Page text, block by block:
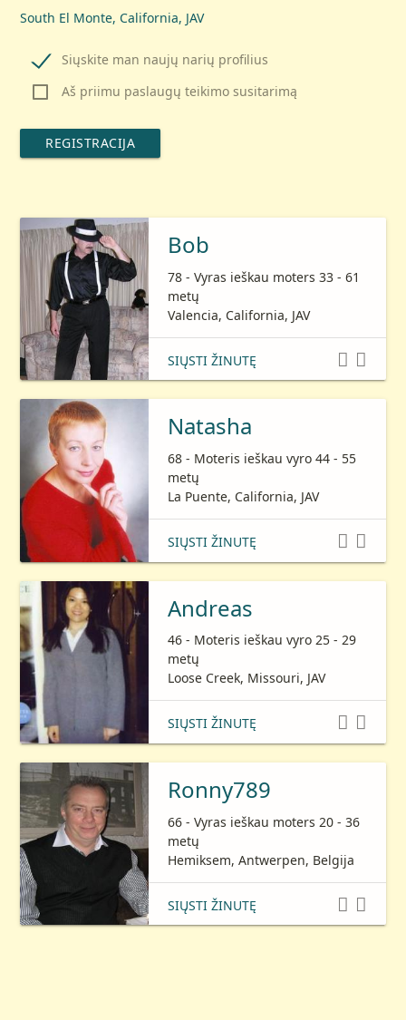
South El Monte, California, JAV
Siųskite man naujų narių profilius
Aš priimu paslaugų teikimo susitarimą
REGISTRACIJA
Bob
78 - Vyras ieškau moters 33 - 61
metų
Valencia, California, JAV
SIŲSTI ŽINUTĘ  
Natasha
68 - Moteris ieškau vyro 44 - 55
metų
La Puente, California, JAV
SIŲSTI ŽINUTĘ  
Andreas
46 - Moteris ieškau vyro 25 - 29
metų
Loose Creek, Missouri, JAV
SIŲSTI ŽINUTĘ  
Ronny789
66 - Vyras ieškau moters 20 - 36
metų
Hemiksem, Antwerpen, Belgija
SIŲSTI ŽINUTĘ  